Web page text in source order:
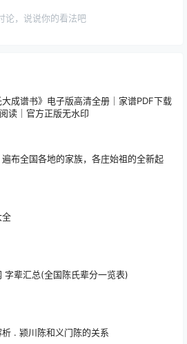
论，说说你的看法吧
大成谱书》电子版高清全册｜家谱PDF下载
读｜官方正版无水印
遍布全国各地的家族，各庄始祖的全新起
全
字辈汇总(全国陈氏辈分一览表)
析 . 颍川陈和义门陈的关系